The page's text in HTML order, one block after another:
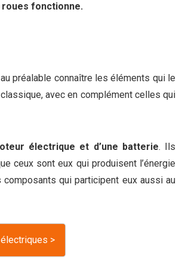
roues fonctionne.
préalable connaître les éléments qui le
avec en complément celles qui
électrique et d’une batterie. Ils
ceux sont eux qui produisent l’énergie
composants qui participent eux aussi au
>